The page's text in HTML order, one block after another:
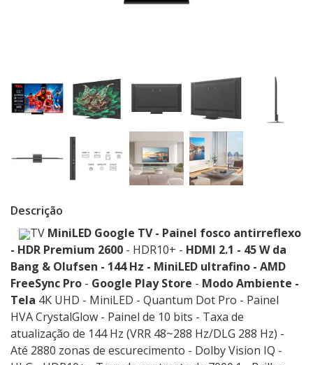
Descrição
TV MiniLED Google TV - Painel fosco antirreflexo
- HDR Premium 2600 - HDR10+ - HDMI 2.1 - 45 W da
Bang & Olufsen - 144 Hz - MiniLED ultrafino - AMD
FreeSync Pro - Google Play Store - Modo Ambiente -
Tela 4K UHD - MiniLED - Quantum Dot Pro - Painel
HVA CrystalGlow - Painel de 10 bits - Taxa de
atualização de 144 Hz (VRR 48~288 Hz/DLG 288 Hz) -
Até 2880 zonas de escurecimento - Dolby Vision IQ -